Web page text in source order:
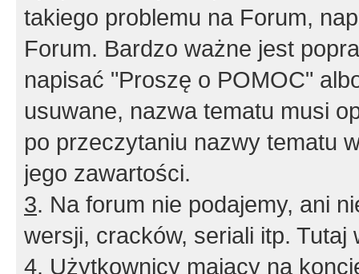
takiego problemu na Forum,
Forum. Bardzo ważne jest
napisać "Proszę o POMOC"
usuwane, nazwa tematu musi
po przeczytaniu nazwy tematu
jego zawartości.
3. Na forum nie podajemy, ani
wersji, cracków, seriali itp. Tutaj
4. Użytkownicy mający na